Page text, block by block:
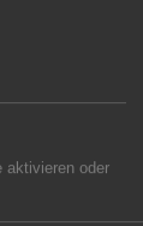
aktivieren oder